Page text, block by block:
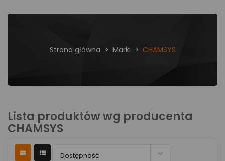
Strona główna Marki CHAMSYS
Lista produktów wg producenta
CHAMSYS
Dostępność 